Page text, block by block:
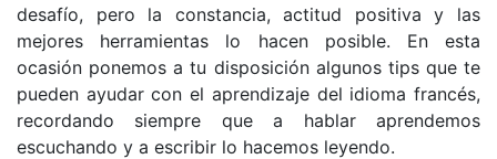
desafío, pero la constancia, actitud positiva y las
mejores herramientas lo hacen posible. En esta
ocasión ponemos a tu disposición algunos tips que te
pueden ayudar con el aprendizaje del idioma francés,
recordando siempre que a hablar aprendemos
escuchando y a escribir lo hacemos leyendo.